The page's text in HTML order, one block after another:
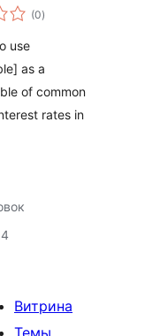
(0общий
рейтинг
)
use
as a
of common
rates in
Витрина
Темы